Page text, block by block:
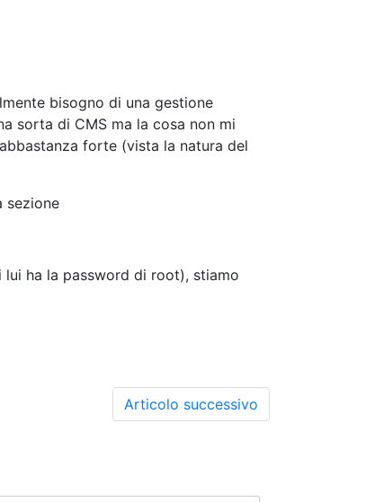
bisogno di una gestione
sorta di CMS ma la cosa non mi
forte (vista la natura del
sezione
ha la password di root), stiamo
Articolo successivo